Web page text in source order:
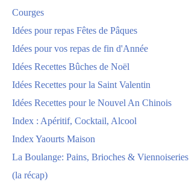
Courges
Idées pour repas Fêtes de Pâques
Idées pour vos repas de fin d'Année
Idées Recettes Bûches de Noël
Idées Recettes pour la Saint Valentin
Idées Recettes pour le Nouvel An Chinois
Index : Apéritif, Cocktail, Alcool
Index Yaourts Maison
La Boulange: Pains, Brioches & Viennoiseries
(la récap)